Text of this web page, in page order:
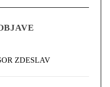
C
ZDESLAV